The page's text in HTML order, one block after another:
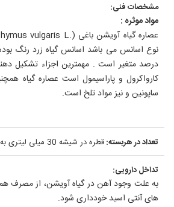
مشخصات فنی:
مواد موثره :
درصد متغیر است . مهمترین اجزاء تشکیل
کارواکرول و پاراسیمول است عصاره گیاه
ساپونین و نیز مواد تلخ است.
تعداد در هربسته:قطره در شیشه 30 میلی لیتری به همراه بروشور درون جعبه
تداخل دارویی:
به علت وجود آهن در گیاه آویشن، از مصرف
های آنتی اسید خودداری شود.